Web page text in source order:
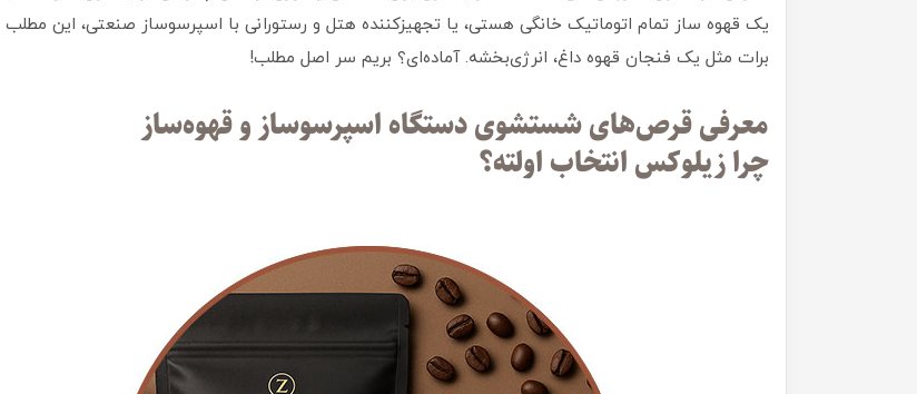
یک قهوه ساز تمام اتوماتیک خانگی هستی، یا تجهیزکننده هتل و رستورانی با اسپرسوساز صنعتی، این مطلب
برات مثل یک فنجان قهوه داغ، انرژی‌بخشه. آماده‌ای؟ بریم سر اصل مطلب!
معرفی قرص‌های شستشوی دستگاه اسپرسوساز و قهوه‌ساز
چرا زیلوکس انتخاب اولته؟